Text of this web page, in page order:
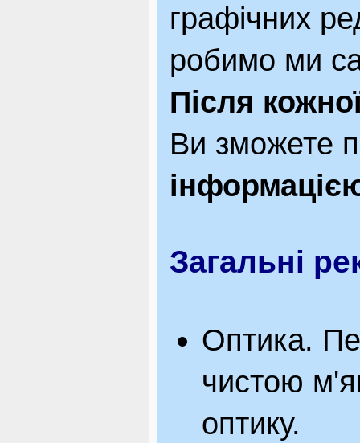
ОГОЛОШЕННЯ
графічних
робимо ми
Після
Ви зможете
Загальні
Оптика.
чистою
оптику.